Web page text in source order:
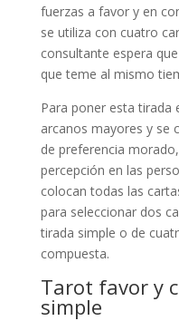
fuerzas a favor y en
se utiliza con cuatro
consultante espera
que teme al mismo
Para poner esta tirada
arcanos mayores y se
de preferencia
percepción en las
colocan todas las
para seleccionar dos
tirada simple o de
compuesta.
Tarot favor y
simple